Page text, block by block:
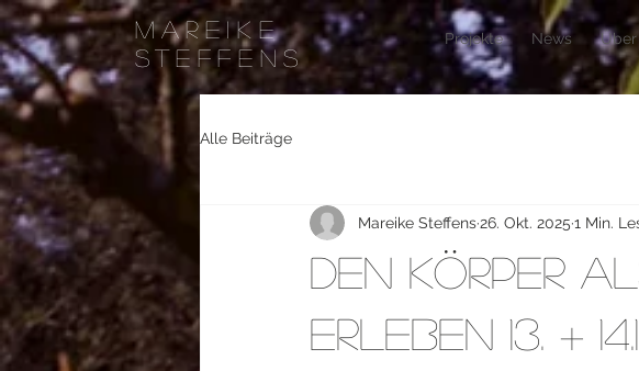
Mareike
Steffens
Projekte News
Alle Beiträge
Den Körper
erleben 13. +
Mareike Steffens26. Okt. 2025 1 Min.